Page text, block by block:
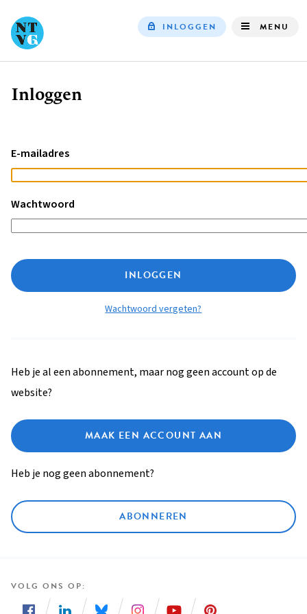
INLOGGEN MENU
Kruimelpad
Inloggen
E-mailadres
Wachtwoord
INLOGGEN
Wachtwoord vergeten?
Heb je al een abonnement, maar nog geen account op de
website?
MAAK EEN ACCOUNT AAN
Heb je nog geen abonnement?
ABONNEREN
VOLG ONS OP